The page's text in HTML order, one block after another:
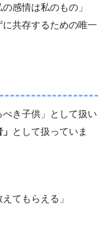
感情は私のもの」
共存するための唯一
き子供」として扱い
として扱っていま
てもらえる」